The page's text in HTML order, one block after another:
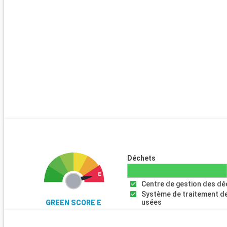
Caraïbes. Ville de pêhe et capitale colorée, Roseau
richesse architecturale et de nombreuses activités pour les
Petite capitale colorée, la ville de Roseau vous offrira lors de
une grande variété de choses à voir et à découvrir. Vous
premier temps, vous balader dans les rues de la ville
GREEN SCORE E
Déchets
Centre de gestion des
Système de traitement
usées